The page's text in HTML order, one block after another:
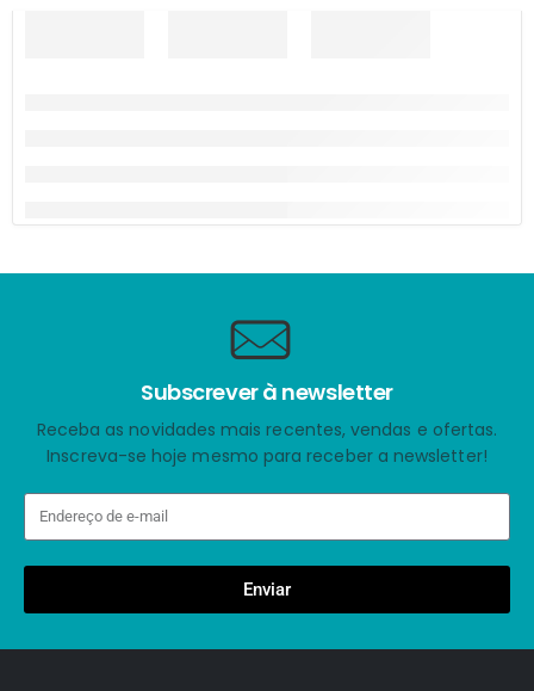
Subscrever à newsletter
Receba as novidades mais recentes, vendas e ofertas.
Inscreva-se hoje mesmo para receber a newsletter!
Enviar